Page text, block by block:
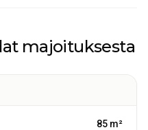
hyvinvointielämykset.
majoituksesta
85 m²